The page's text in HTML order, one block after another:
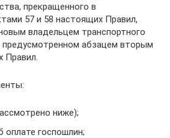
прекращенного в
57 и 58 настоящих Правил,
владельцем транспортного
предусмотренном абзацем вторым
Правил.
ниже);
оплате госпошлин;